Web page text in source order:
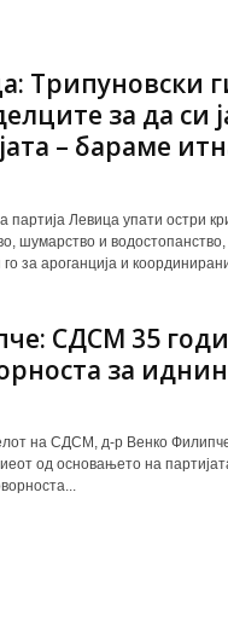
Трипуновски
за да си
– бараме
партија Левица упати остри
шумарство и
го за ароганција и
СДСМ 35
за
на СДСМ, д-р Венко
од основањето на